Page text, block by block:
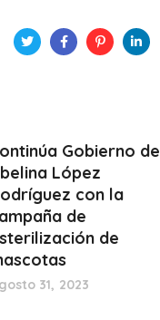
Gobierno de
López
con la
de
de
31, 2023